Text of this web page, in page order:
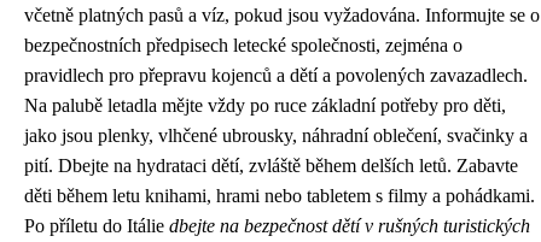
včetně platných pasů a víz, pokud jsou vyžadována. Informujte se o
bezpečnostních předpisech letecké společnosti, zejména o
pravidlech pro přepravu kojenců a dětí a povolených zavazadlech.
Na palubě letadla mějte vždy po ruce základní potřeby pro děti,
jako jsou plenky, vlhčené ubrousky, náhradní oblečení, svačinky a
pití. Dbejte na hydrataci dětí, zvláště během delších letů. Zabavte
děti během letu knihami, hrami nebo tabletem s filmy a pohádkami.
Po příletu do Itálie dbejte na bezpečnost dětí v rušných turistických